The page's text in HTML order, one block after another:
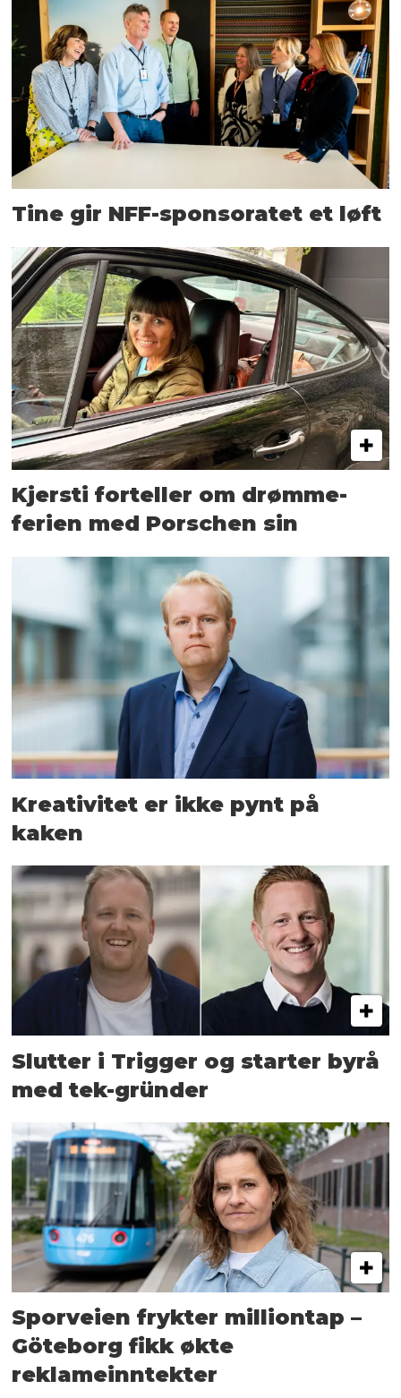
Tine gir NFF-sponsoratet et løft
Kjersti forteller om drømme­
ferien med Porschen sin
Kreativitet er ikke pynt på
kaken
Slutter i Trigger og starter byrå
med tek-gründer
Sporveien frykter milliontap –
Göteborg fikk økte
reklameinntekter